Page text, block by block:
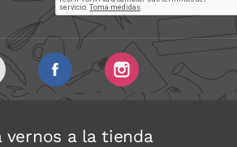
vernos a la tienda